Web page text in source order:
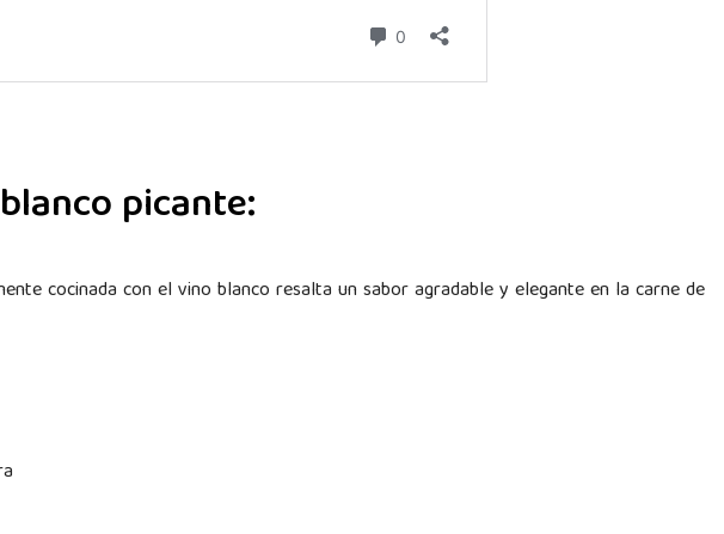
picante:
cocinada con el vino blanco resalta un sabor agradable y elegante en la carne de